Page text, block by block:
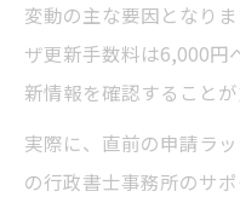
ビザ申請費用
行政書士に依
東京都で活用
変動の主な要因となり
ザ更新手数料は6,000円
新情報を確認することが
実際に、直前の申請ラ
の行政書士事務所のサ